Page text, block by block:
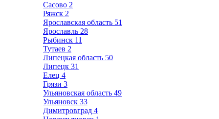
Сасово 2
Ряжск 2
Ярославская область 51
Ярославль 28
Рыбинск 11
Тутаев 2
Липецкая область 50
Липецк 31
Елец 4
Грязи 3
Ульяновская область 49
Ульяновск 33
Димитровград 4